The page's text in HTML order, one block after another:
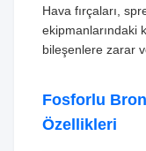
Hava fırçaları,
ekipmanlarındaki
bileşenlere zarar
Fosforlu
Özellikleri